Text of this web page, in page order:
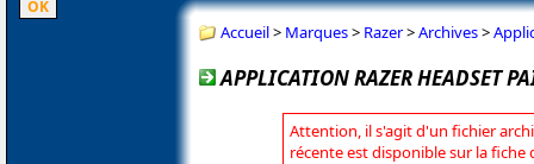
Accueil> Marques> Razer>Archives>
APPLICATION RAZER HEADSET
Attention, il s'agit d'un fichier
récente est disponible sur la fiche